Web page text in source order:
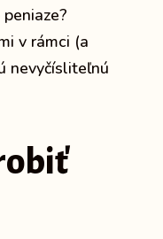
v rámci (a
nevyčísliteľnú